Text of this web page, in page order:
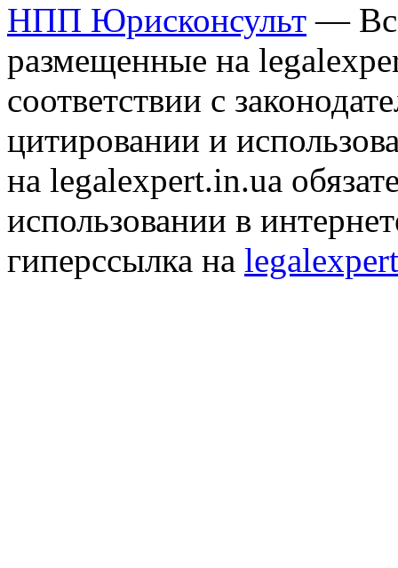
НПП Юрисконсульт —
размещенные на
соответствии с
цитировании и
на legalexpert.in.ua
использовании в
гиперссылка на